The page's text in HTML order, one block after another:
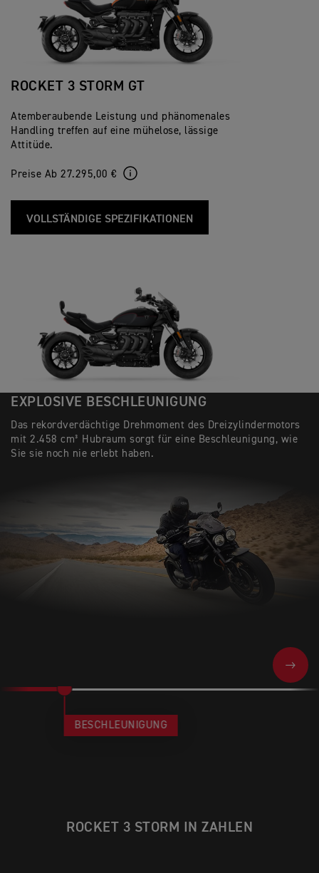
ROCKET 3 STORM GT
Atemberaubende Leistung und phänomenales
Handling treffen auf eine mühelose, lässige
Attitüde.
Preise Ab 27.295,00 €
VOLLSTÄNDIGE SPEZIFIKATIONEN
EXPLOSIVE BESCHLEUNIGUNG
Das rekordverdächtige Drehmoment des Dreizylindermotors
mit 2.458 cm³ Hubraum sorgt für eine Beschleunigung, wie
Sie sie noch nie erlebt haben.
NEXT
BESCHLEUNIGUNG
ROCKET 3 STORM IN ZAHLEN